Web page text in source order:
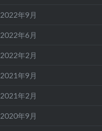
2022年9月
2022年6月
2022年2月
2021年9月
2021年2月
2020年9月